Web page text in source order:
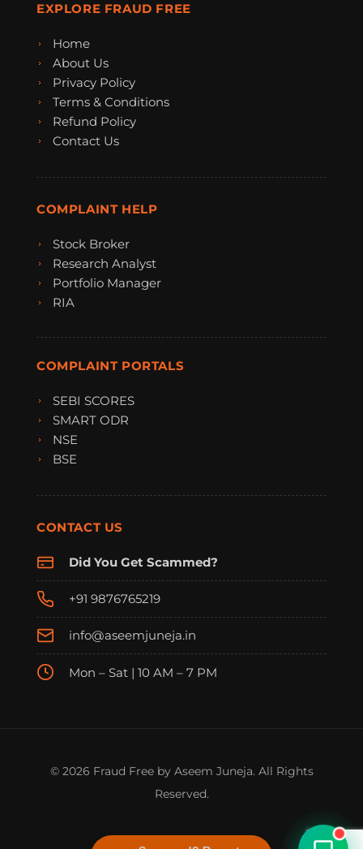
EXPLORE FRAUD FREE
Home
About Us
Privacy Policy
Terms & Conditions
Refund Policy
Contact Us
COMPLAINT HELP
Stock Broker
Research Analyst
Portfolio Manager
RIA
COMPLAINT PORTALS
SEBI SCORES
SMART ODR
NSE
BSE
CONTACT US
Did You Get Scammed?
+91 9876765219
info@aseemjuneja.in
Mon – Sat | 10 AM – 7 PM
© 2026 Fraud Free by Aseem Juneja. All Rights
Reserved.